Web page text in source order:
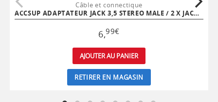
Câble et connectique
ACCSUP ADAPTATEUR JACK 3,5 STEREO MALE / 2 X JACK 3,5 STEREO FEMELLE
6,99€
AJOUTER AU PANIER
RETIRER EN MAGASIN